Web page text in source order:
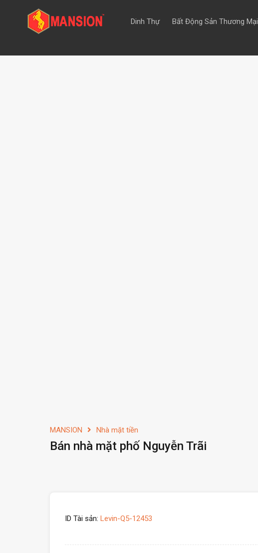
Dinh Thự Bất Động Sản Thương Mại
MANSION Nhà mặt tiền
Bán nhà mặt phố Nguyễn Trãi
ID Tài sản: Levin-Q5-12453